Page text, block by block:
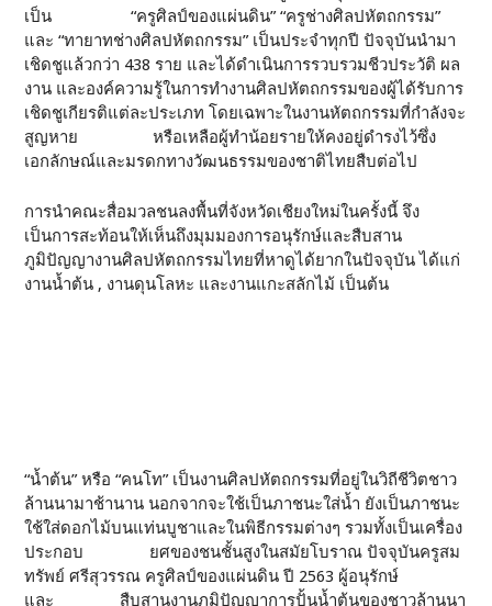
เป็น “ครูศิลป์ของแผ่นดิน” “ครูช่างศิลปหัตถกรรม”
และ “ทายาทช่างศิลปหัตถกรรม” เป็นประจำทุกปี ปัจจุบันนำมา
เชิดชูแล้วกว่า 438 ราย และได้ดำเนินการรวบรวมชีวประวัติ ผล
งาน และองค์ความรู้ในการทำงานศิลปหัตถกรรมของผู้ได้รับการ
เชิดชูเกียรติแต่ละประเภท โดยเฉพาะในงานหัตถกรรมที่กำลังจะ
สูญหาย หรือเหลือผู้ทำน้อยรายให้คงอยู่ดำรงไว้ซึ่ง
เอกลักษณ์และมรดกทางวัฒนธรรมของชาติไทยสืบต่อไป
การนำคณะสื่อมวลชนลงพื้นที่จังหวัดเชียงใหม่ในครั้งนี้ จึง
เป็นการสะท้อนให้เห็นถึงมุมมองการอนุรักษ์และสืบสาน
ภูมิปัญญางานศิลปหัตถกรรมไทยที่หาดูได้ยากในปัจจุบัน ได้แก่
งานน้ำต้น , งานดุนโลหะ และงานแกะสลักไม้ เป็นต้น
“น้ำต้น” หรือ “คนโท” เป็นงานศิลปหัตถกรรมที่อยู่ในวิถีชีวิตชาว
ล้านนามาช้านาน นอกจากจะใช้เป็นภาชนะใส่น้ำ ยังเป็นภาชนะ
ใช้ใส่ดอกไม้บนแท่นบูชาและในพิธีกรรมต่างๆ รวมทั้งเป็นเครื่อง
ประกอบ ยศของชนชั้นสูงในสมัยโบราณ ปัจจุบันครูสม
ทรัพย์ ศรีสุวรรณ ครูศิลป์ของแผ่นดิน ปี 2563 ผู้อนุรักษ์
และ สืบสานงานภูมิปัญญาการปั้นน้ำต้นของชาวล้านนา